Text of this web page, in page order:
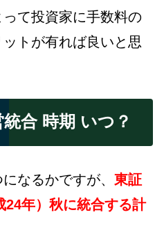
て投資家に手数料の
トが有れば良いと思
合 時期 いつ？
なるかですが、 東証
24年）秋に統合する計